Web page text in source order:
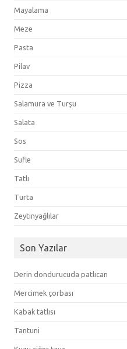
Mayalama
Meze
Pasta
Pilav
Pizza
Salamura ve Turşu
Salata
Sos
Sufle
Tatlı
Turta
Zeytinyağlılar
Son Yazılar
Derin dondurucuda patlıcan
Mercimek çorbası
Kabak tatlısı
Tantuni